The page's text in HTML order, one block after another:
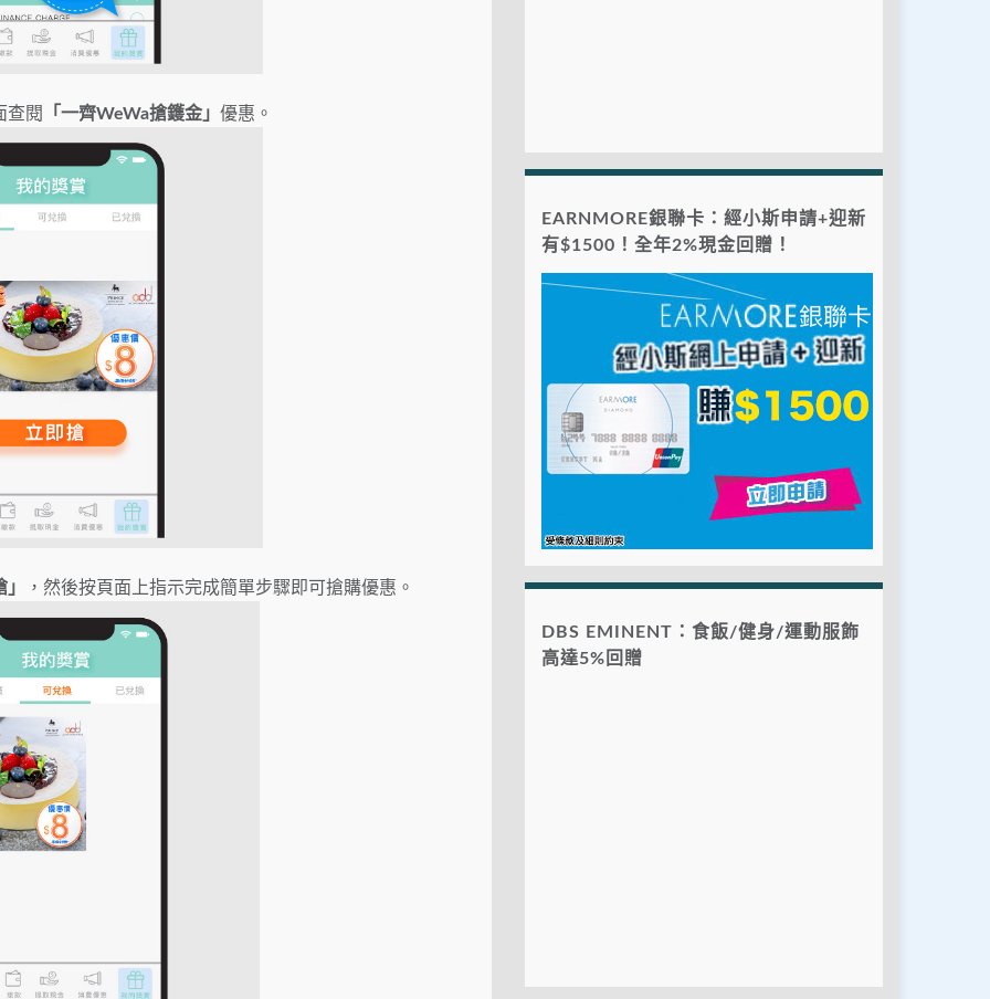
查閱 「一齊WeWa搶鑊金」 優惠。
，然後按頁面上指示完成簡單步驟即可搶購優惠。
EARNMORE銀聯卡：經小斯申請+迎新
有$1500！全年2%現金回贈！
DBS EMINENT：食飯/健身/運動服飾
高達5%回贈